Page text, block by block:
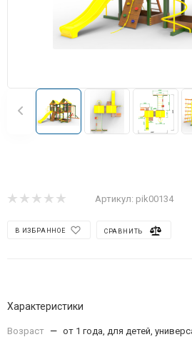
Артикул: pik00134
В ИЗБРАННОЕ СРАВНИТЬ
Характеристики
Возраст — от 1 года, для детей,